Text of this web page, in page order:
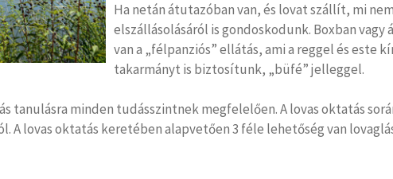
Ha netán átutazóban van, és lovat szállít, mi
elszállásolásáról is gondoskodunk. Boxban
van a „félpanziós” ellátás, ami a reggel és este
takarmányt is biztosítunk, „büfé” jelleggel.
tanulásra minden tudásszintnek megfelelően. A lovas oktatás
A lovas oktatás keretében alapvetően 3 féle lehetőség van